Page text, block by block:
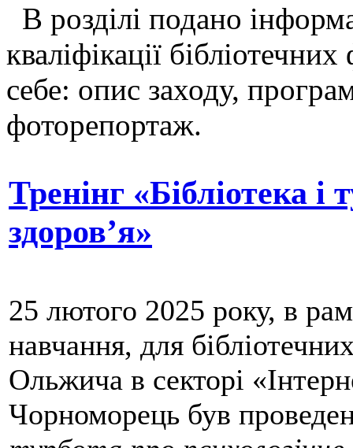
В розділі подано
кваліфікації
себе: опис заходу,
фоторепортаж.
Тренінг «Бібліотека і
здоров’я»
25 лютого 2025 року, в
навчання, для
Ольжича в секторі
Чорноморець був